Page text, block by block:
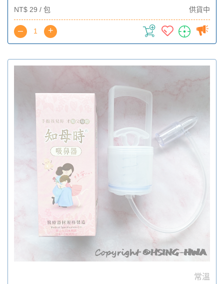
NT$ 29 / 包 供貨中
– +
常溫